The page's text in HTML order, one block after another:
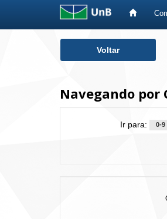
Voltar
Navegando por
Ir para: 0-9